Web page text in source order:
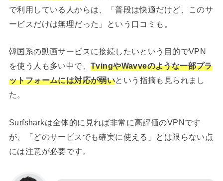
で利用している人からは、「普段は快適だけど、このサ
ービスだけは無理だった」という口コミも。
韓国系の動画サービスに接続したいという目的でVPN
を使う人も多い中で、TvingやWavveのような一部プラ
ットフォームには対応が弱いという指摘も見られまし
た。
Surfsharkは全体的に見れば非常に高評価のVPNです
が、「どのサービスでも確実に使える」とは限らない点
には注意が必要です。